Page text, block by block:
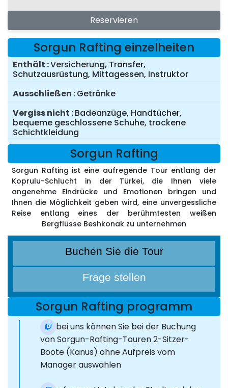
Reservieren
Sorgun Rafting einzelheiten
Enthält Versicherung, Transfer,
Schutzausrüstung, Mittagessen, Instruktor
Ausschließen Getränke
Vergiss nicht Badeanzüge, Handtücher,
bequeme geschlossene Schuhe, trockene
Schichtkleidung
Sorgun Rafting
Sorgun Rafting ist eine aufregende Tour entlang der
Koprulu-Schlucht in der Türkei, die Ihnen viele
angenehme Eindrücke und Emotionen bringen und
Ihnen die Möglichkeit geben wird, eine unvergessliche
Reise entlang eines der berühmtesten weißen
Bergflüsse Beshkonak zu unternehmen
Buchen Sie die Tour
Frage stellen
Sorgun Rafting programm
Nur bei uns können Sie bei der Buchung
von Sorgun-Rafting-Touren 2-Sitzer-
Boote (Kanus) ohne Aufpreis vom
Manager auswählen